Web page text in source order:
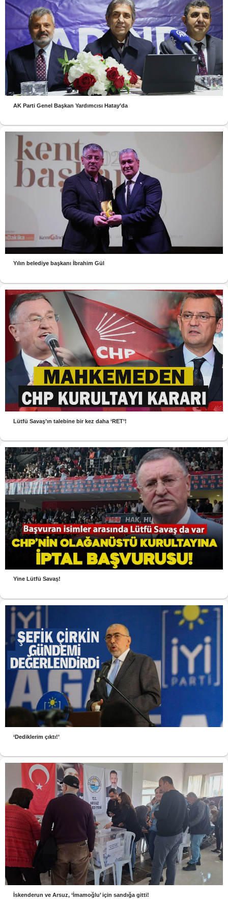
AK Parti Genel Başkan Yardımcısı Hatay’da
Yılın belediye başkanı İbrahim Gül
Lütfü Savaş’ın talebine bir kez daha ‘RET’!
Yine Lütfü Savaş!
‘Dediklerim çıktı!’
İskenderun ve Arsuz, ‘İmamoğlu’ için sandığa gitti!